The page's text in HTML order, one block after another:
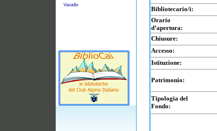
Varallo
Bibliotecario/i:
Orario
d’apertura:
Chiusure:
Accesso:
Istituzione:
Patrimonio:
Tipologia del
Fondo: